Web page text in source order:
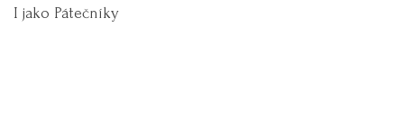
I jako Pátečníky